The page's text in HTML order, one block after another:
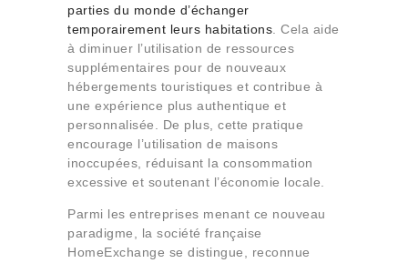
parties du monde d’échanger
temporairement leurs habitations . Cela aide
à diminuer l’utilisation de ressources
supplémentaires pour de nouveaux
hébergements touristiques et contribue à
une expérience plus authentique et
personnalisée. De plus, cette pratique
encourage l’utilisation de maisons
inoccupées, réduisant la consommation
excessive et soutenant l’économie locale.
Parmi les entreprises menant ce nouveau
paradigme, la société française
HomeExchange se distingue, reconnue